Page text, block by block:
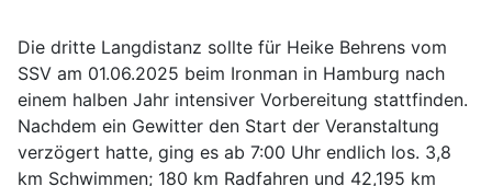
Die dritte Langdistanz sollte für Heike Behrens vom
SSV am 01.06.2025 beim Ironman in Hamburg nach
einem halben Jahr intensiver Vorbereitung stattfinden.
Nachdem ein Gewitter den Start der Veranstaltung
verzögert hatte, ging es ab 7:00 Uhr endlich los. 3,8
km Schwimmen; 180 km Radfahren und 42,195 km